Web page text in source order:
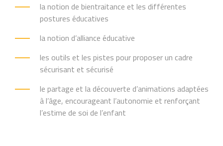
la notion de bientraitance et les différentes
postures éducatives
la notion d’alliance éducative
les outils et les pistes pour proposer un cadre
sécurisant et sécurisé
le partage et la découverte d’animations adaptées
à l’âge, encourageant l’autonomie et renforçant
l’estime de soi de l’enfant